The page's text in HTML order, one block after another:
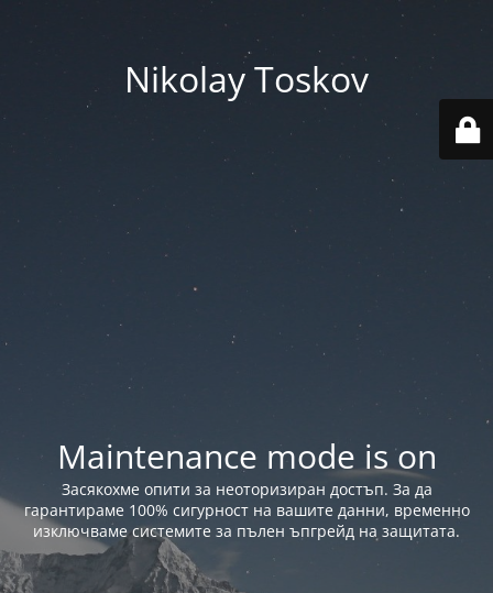
Nikolay Toskov
Maintenance mode is on
Засякохме опити за неоторизиран достъп. За да
гарантираме 100% сигурност на вашите данни, временно
изключваме системите за пълен ъпгрейд на защитата.